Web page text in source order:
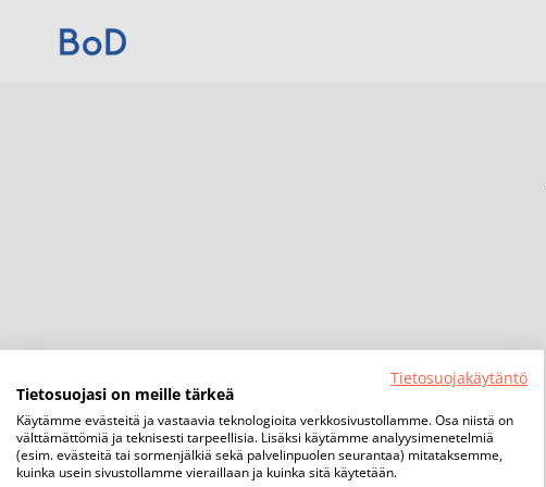
Tietosuojakäytäntö
Tietosuojasi on meille tärkeä
Käytämme evästeitä ja vastaavia teknologioita verkkosivustollamme. Osa niistä on
välttämättömiä ja teknisesti tarpeellisia. Lisäksi käytämme analyysimenetelmiä
(esim. evästeitä tai sormenjälkiä sekä palvelinpuolen seurantaa) mitataksemme,
kuinka usein sivustollamme vieraillaan ja kuinka sitä käytetään.